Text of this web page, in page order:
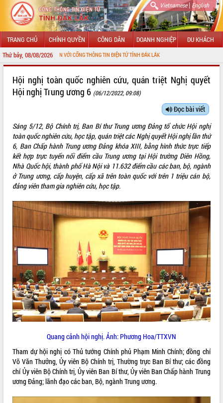
Vietnamese| English
TRANG CHỦ CHÍNH QUYỀN CÔNG DÂN DOANH NGHIỆP DU KHÁCH
Thứ bảy, 08/08/2026
MỪNG ĐẾN VỚI CỔNG THÔNG TIN ĐIỆN TỬ TỈNH ĐẮK LẮK
LÃNH ĐẠO UBND TỈNH
SỞ, BAN, NGÀNH
UBND CÁC XÃ, PHƯỜNG
THÔNG TIN CHỈ ĐẠO ĐIỀU HÀNH
VĂN BẢN HĐND TỈNH
QUY HOẠCH - KẾ HOẠCH
Hội nghị toàn quốc nghiên cứu, quán triệt Nghị quyết
Hội nghị Trung ương 6 (06/12/2022, 09:08)
Đọc bài viết
Sáng 5/12, Bộ Chính trị, Ban Bí thư Trung ương Đảng tổ chức Hội nghị
toàn quốc nghiên cứu, học tập, quán triệt các Nghị quyết Hội nghị lần thứ
6, Ban Chấp hành Trung ương Đảng khóa XIII, bằng hình thức trực tiếp
kết hợp trực tuyến nối điểm cầu Trung ương tại Hội trường Diên Hồng,
Nhà Quốc hội, thành phố Hà Nội và 11.632 điểm cầu các ban, bộ, ngành
ở Trung ương, cấp huyện, cấp xã trên toàn quốc với trên 1 triệu cán bộ,
đảng viên tham gia nghiên cứu, học tập.
Quang cảnh hội nghị. Ảnh: Phương Hoa/TTXVN
Tham dự hội nghị có Thủ tướng Chính phủ Phạm Minh Chính; đồng chí
Võ Văn Thưởng, Ủy viên Bộ Chính trị, Thường trực Ban Bí thư; các đồng
chí Ủy viên Bộ Chính trị, Ủy viên Ban Bí thư, Ủy viên Ban Chấp hành Trung
ương Đảng; lãnh đạo các ban, Bộ, ngành Trung ương.